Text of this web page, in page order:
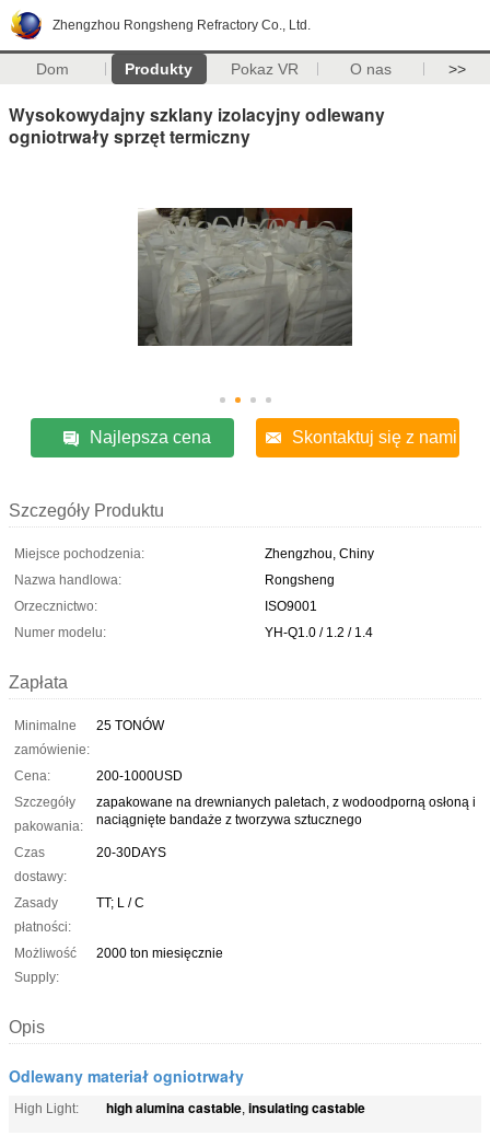
Zhengzhou Rongsheng Refractory Co., Ltd.
Dom Produkty Pokaz VR O nas >>
Wysokowydajny szklany izolacyjny odlewany
ogniotrwały sprzęt termiczny
Najlepsza cena Skontaktuj się z nami
Szczegóły Produktu
Miejsce pochodzenia:
Zhengzhou, Chiny
Nazwa handlowa:
Rongsheng
Orzecznictwo:
ISO9001
Numer modelu:
YH-Q1.0 / 1.2 / 1.4
Zapłata
Minimalne
zamówienie:
25 TONÓW
Cena:
200-1000USD
Szczegóły
pakowania:
zapakowane na drewnianych paletach, z wodoodporną osłoną i
naciągnięte bandaże z tworzywa sztucznego
Czas
dostawy:
20-30DAYS
Zasady
płatności:
TT; L ​​/ C
Możliwość
Supply:
2000 ton miesięcznie
Opis
Odlewany materiał ogniotrwały
High Light: high alumina castable, insulating castable